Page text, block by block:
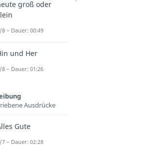
um
Dauer:
o
groß oder
8 – Dauer: 00:49
und Her
8 – Dauer: 01:26
Ausdrücke
Gute
7 – Dauer: 02:28